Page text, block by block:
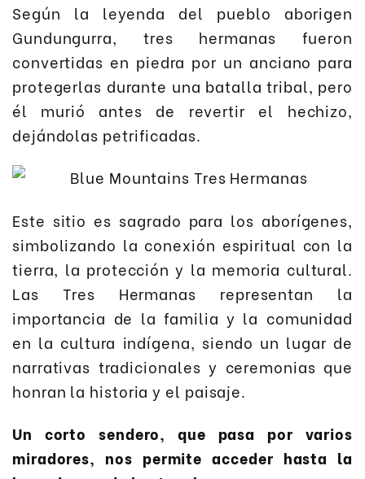
Según la leyenda del pueblo aborigen
Gundungurra, tres hermanas fueron
convertidas en piedra por un anciano para
protegerlas durante una batalla tribal, pero
él murió antes de revertir el hechizo,
dejándolas petrificadas.
Este sitio es sagrado para los aborígenes,
simbolizando la conexión espiritual con la
tierra, la protección y la memoria cultural.
Las Tres Hermanas representan la
importancia de la familia y la comunidad
en la cultura indígena, siendo un lugar de
narrativas tradicionales y ceremonias que
honran la historia y el paisaje.
Un corto sendero, que pasa por varios
miradores, nos permite acceder hasta la